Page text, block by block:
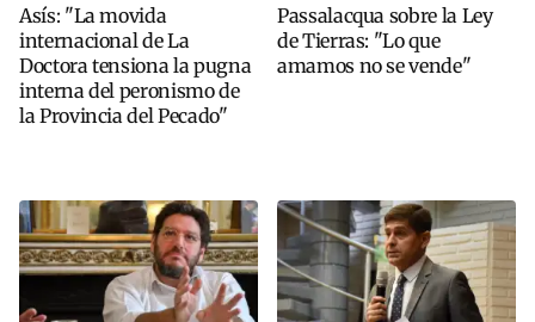
Asís: "La movida
internacional de La
Doctora tensiona la pugna
interna del peronismo de
la Provincia del Pecado"
Passalacqua sobre la Ley
de Tierras: "Lo que
amamos no se vende"